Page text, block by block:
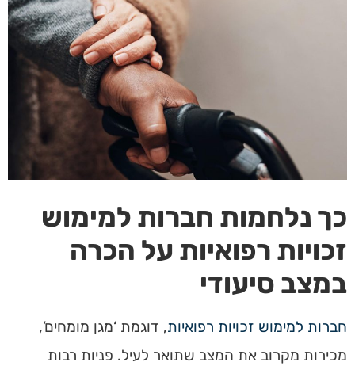
כך נלחמות חברות למימוש
זכויות רפואיות על הכרה
במצב סיעודי
חברות למימוש זכויות רפואיות, דוגמת ‘מגן מומחים’,
מכירות מקרוב את המצב שתואר לעיל. פניות רבות